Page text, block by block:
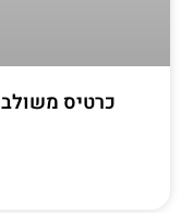
כרטיס משולב